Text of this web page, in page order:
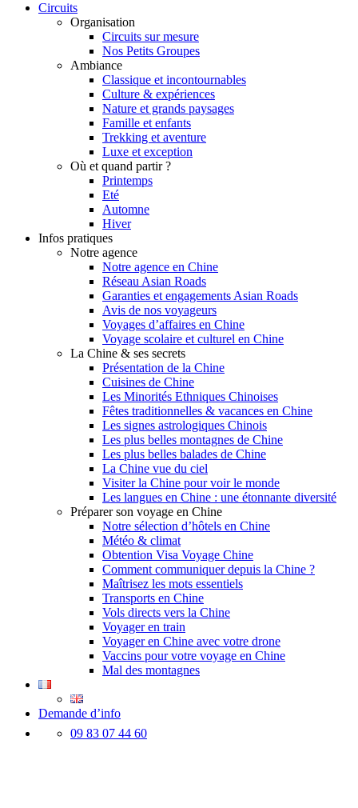
Circuits
Organisation
Circuits sur mesure
Nos Petits Groupes
Ambiance
Classique et incontournables
Culture & expériences
Nature et grands paysages
Famille et enfants
Trekking et aventure
Luxe et exception
Où et quand partir ?
Printemps
Eté
Automne
Hiver
Infos pratiques
Notre agence
Notre agence en Chine
Réseau Asian Roads
Garanties et engagements Asian Roads
Avis de nos voyageurs
Voyages d’affaires en Chine
Voyage scolaire et culturel en Chine
La Chine & ses secrets
Présentation de la Chine
Cuisines de Chine
Les Minorités Ethniques Chinoises
Fêtes traditionnelles & vacances en Chine
Les signes astrologiques Chinois
Les plus belles montagnes de Chine
Les plus belles balades de Chine
La Chine vue du ciel
Visiter la Chine pour voir le monde
Les langues en Chine : une étonnante diversité
Préparer son voyage en Chine
Notre sélection d’hôtels en Chine
Météo & climat
Obtention Visa Voyage Chine
Comment communiquer depuis la Chine ?
Maîtrisez les mots essentiels
Transports en Chine
Vols directs vers la Chine
Voyager en train
Voyager en Chine avec votre drone
Vaccins pour votre voyage en Chine
Mal des montagnes
Demande d’info
09 83 07 44 60